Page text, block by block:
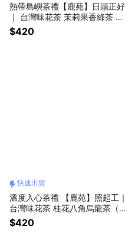
熱帶島嶼茶禮【鹿苑】日頭正好
｜ 台灣味花茶 茉莉果香綠茶 茶
包「快速出貨」
$420
快速出貨
溫度入心茶禮 【鹿苑】照起工｜
台灣味花茶 桂花八角烏龍茶（茶
包）「快速出貨」
$420